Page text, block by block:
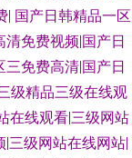
欧美另类人妖 91福
草人人干 豆花肏屄 黄
| 国产日韩精品一区
免费视频|国产日
免费高清|国产日
级精品三级在线观
在线观看|三级网站
三级网站在线网站|